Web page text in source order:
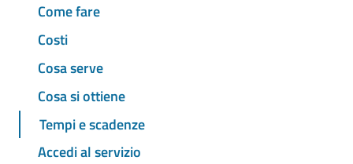
Come fare
Costi
Cosa serve
Cosa si ottiene
Tempi e scadenze
Accedi al servizio